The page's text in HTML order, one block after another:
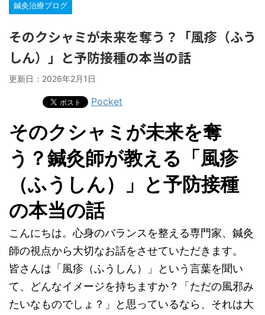
鍼灸治療ブログ
そのクシャミが未来を奪う？「風疹（ふう
しん）」と予防接種の本当の話
更新日： 2026年2月1日
Pocket
そのクシャミが未来を奪
う？鍼灸師が教える「風疹
（ふうしん）」と予防接種
の本当の話
こんにちは。心身のバランスを整える専門家、鍼灸
師の視点から大切なお話をさせていただきます。
皆さんは「風疹（ふうしん）」という言葉を聞い
て、どんなイメージを持ちますか？「ただの風邪み
たいなものでしょ？」と思っているなら、それは大